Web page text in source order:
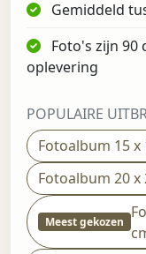
Gemiddeld
Foto's zijn 90
oplevering
POPULAIRE
Fotoalbum 15 x
Fotoalbum 20 x
Meest gekozen